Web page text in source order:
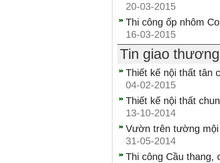
20-03-2015
Thi công ốp nhôm
16-03-2015
Tin giao
Thiết kế nội thất tân
04-02-2015
Thiết kế nội thất
13-10-2014
Vườn trên tường
31-05-2014
Thi công Cầu thang,